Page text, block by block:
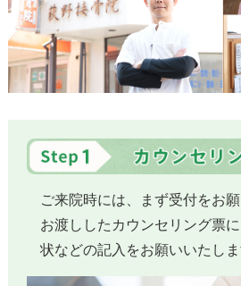
ご来院時には、まず受付をお願
お渡ししたカウンセリング票
状などの記入をお願いいたしま